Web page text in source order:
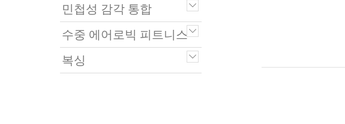
민첩성 감각 통합
수중 에어로빅 피트니스
복싱